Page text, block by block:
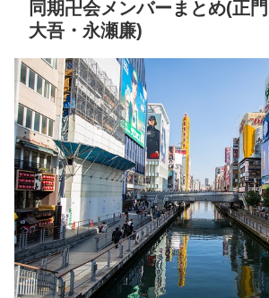
同期卍会メンバーまとめ(正
大吾・永瀬廉)